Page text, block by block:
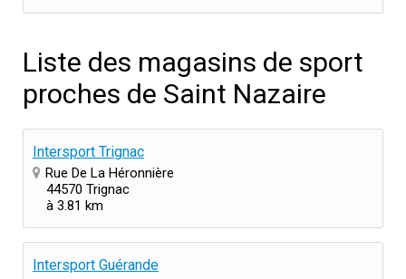
Liste des magasins de sport
proches de Saint Nazaire
Intersport Trignac
Rue De La Héronnière
44570 Trignac
à 3.81 km
Intersport Guérande